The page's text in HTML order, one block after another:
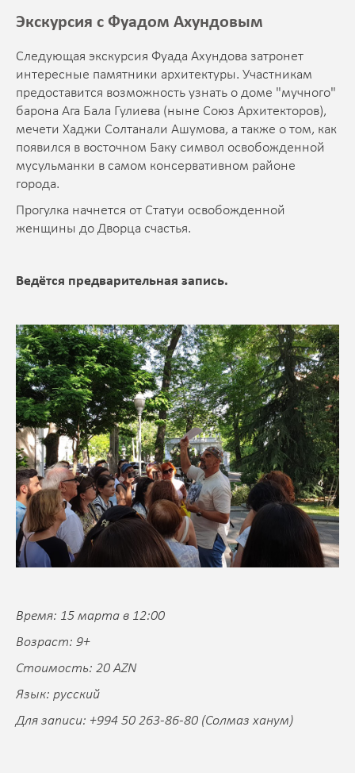
Экскурсия с Фуадом Ахундовым
Следующая экскурсия Фуада Ахундова затронет
интересные памятники архитектуры. Участникам
предоставится возможность узнать о доме "мучного"
барона Ага Бала Гулиева (ныне Союз Архитекторов),
мечети Хаджи Солтанали Ашумова, а также о том, как
появился в восточном Баку символ освобожденной
мусульманки в самом консервативном районе
города.
Прогулка начнется от Статуи освобожденной
женщины до Дворца счастья.
Ведётся предварительная запись.
Время: 15 марта в 12:00
Возраст: 9+
Стоимость: 20 AZN
Язык: русский
Для записи: +994 50 263-86-80 (Солмаз ханум)